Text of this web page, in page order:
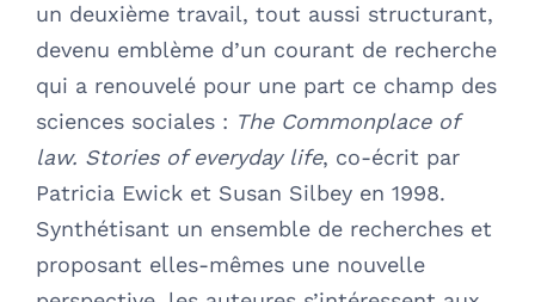
un deuxième travail, tout aussi structurant,
devenu emblème d’un courant de recherche
qui a renouvelé pour une part ce champ des
sciences sociales : The Commonplace of
law. Stories of everyday life, co-écrit par
Patricia Ewick et Susan Silbey en 1998.
Synthétisant un ensemble de recherches et
proposant elles-mêmes une nouvelle